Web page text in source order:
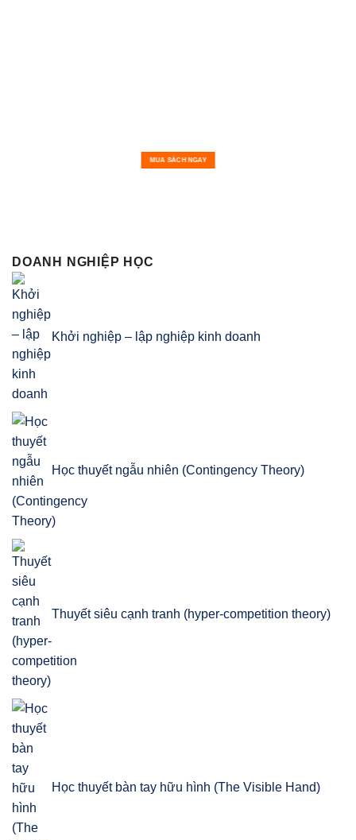
MUA SÁCH NGAY
DOANH NGHIỆP HỌC
Khởi nghiệp – lập nghiệp kinh doanh
Học thuyết ngẫu nhiên (Contingency Theory)
Thuyết siêu cạnh tranh (hyper-competition theory)
Học thuyết bàn tay hữu hình (The Visible Hand)